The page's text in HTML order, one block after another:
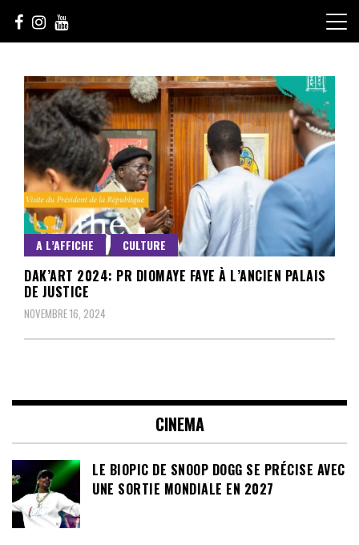
content
sunuculture
A L’AFFICHE CULTURE
DAK’ART 2024: PR DIOMAYE FAYE À L’ANCIEN PALAIS
DE JUSTICE
NOVEMBRE 16, 2024
CINEMA
LE BIOPIC DE SNOOP DOGG SE PRÉCISE AVEC
UNE SORTIE MONDIALE EN 2027